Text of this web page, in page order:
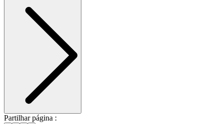
Partilhar página :